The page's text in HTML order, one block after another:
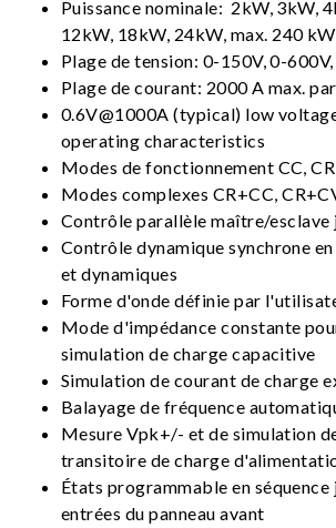
Puissance nominale: 2kW, 3kW,
12kW, 18kW, 24kW, max. 240
Plage de tension: 0-150V, 0-
Plage de courant: 2000 A max.
0.6V@1000A (typical) low
operating characteristics
Modes de fonctionnement CC,
Modes complexes CR+CC,
Contrôle parallèle maître/esclave
Contrôle dynamique synchrone
et dynamiques
Forme d'onde définie par
Mode d'impédance constante
simulation de charge capacitive
Simulation de courant de charge
Balayage de fréquence
Mesure Vpk+/- et de simulation
transitoire de charge
États programmable en séquence
entrées du panneau avant